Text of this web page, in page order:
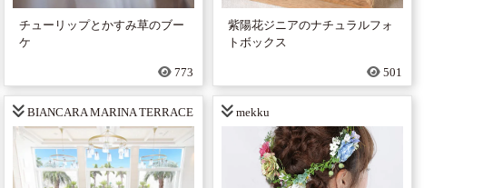
チューリップとかすみ草のブー
ケ
773
紫陽花ジニアのナチュラルフォ
トボックス
501
BIANCARA MARINA TERRACE mekku